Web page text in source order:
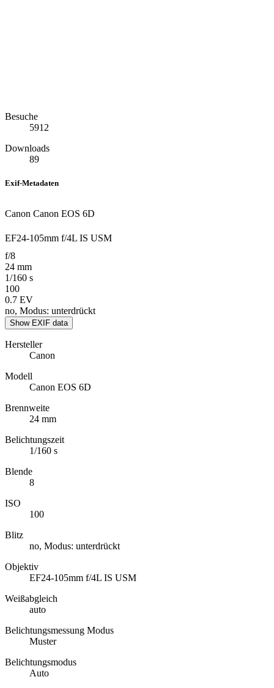
Besuche
5912
Downloads
89
Exif-Metadaten
Canon Canon EOS 6D
EF24-105mm f/4L IS USM
f/8
24 mm
1/160 s
100
0.7 EV
no, Modus: unterdrückt
Show EXIF data
Hersteller
Canon
Modell
Canon EOS 6D
Brennweite
24 mm
Belichtungszeit
1/160 s
Blende
8
ISO
100
Blitz
no, Modus: unterdrückt
Objektiv
EF24-105mm f/4L IS USM
Weißabgleich
auto
Belichtungsmessung Modus
Muster
Belichtungsmodus
Auto